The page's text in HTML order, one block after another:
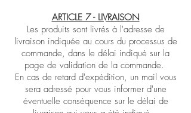
ARTICLE 7 - LIVRAISON
Les produits sont livrés à l'adresse de
livraison indiquée au cours du processus de
commande, dans le délai indiqué sur la
page de validation de la commande.
En cas de retard d'expédition, un mail vous
sera adressé pour vous informer d'une
éventuelle conséquence sur le délai de